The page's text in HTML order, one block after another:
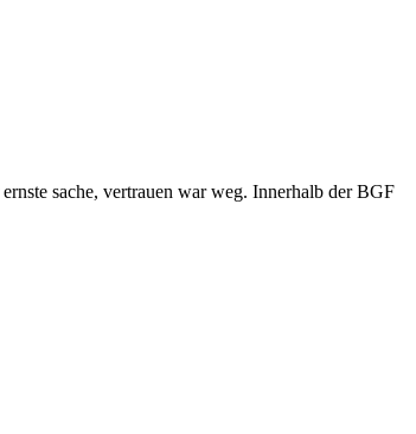
sache, vertrauen war weg. Innerhalb der BGF